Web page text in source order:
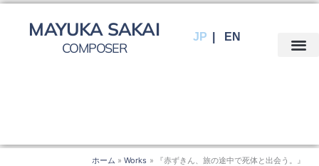
内
MAYUKA SAKAI
COMPOSER
JP EN
ホーム Works 『赤ずきん、旅の途中で死体と出会う。』